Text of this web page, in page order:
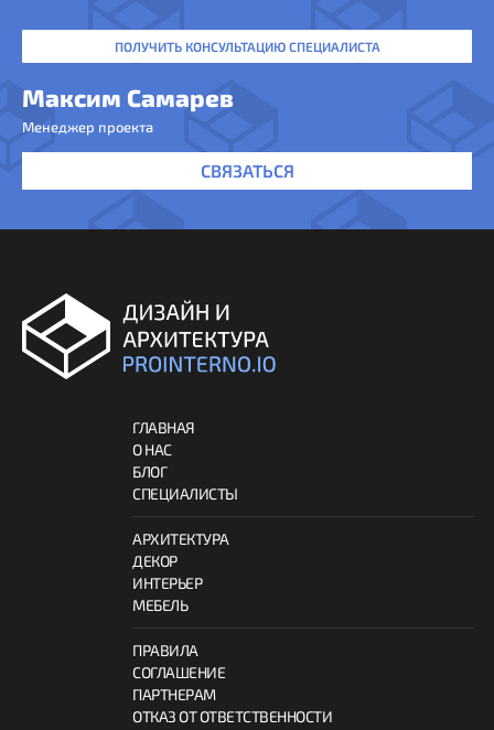
ПОЛУЧИТЬ КОНСУЛЬТАЦИЮ СПЕЦИАЛИСТА
Максим Самарев
Менеджер проекта
СВЯЗАТЬСЯ
ГЛАВНАЯ
О НАС
БЛОГ
СПЕЦИАЛИСТЫ
АРХИТЕКТУРА
ДЕКОР
ИНТЕРЬЕР
МЕБЕЛЬ
ПРАВИЛА
СОГЛАШЕНИЕ
ПАРТНЕРАМ
ОТКАЗ ОТ ОТВЕТСТВЕННОСТИ